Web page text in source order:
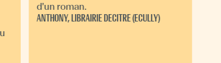
d'un roman.
ANTHONY, LIBRAIRIE DECITRE (ECULLY)